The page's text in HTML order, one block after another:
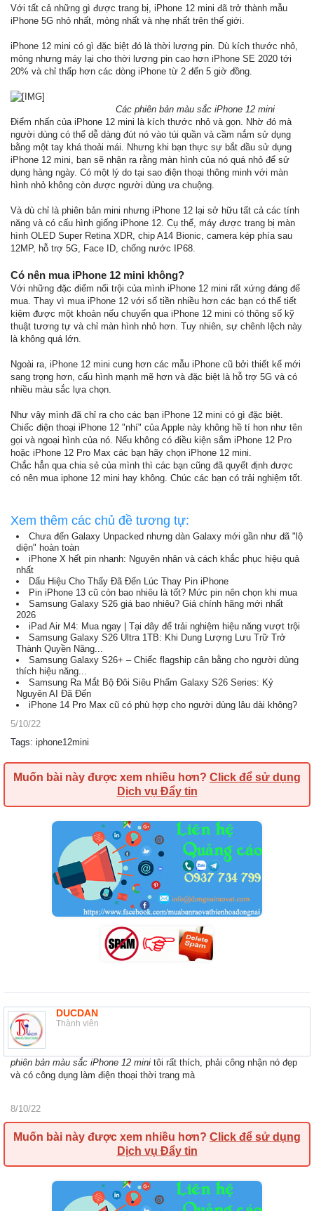
Với tất cả những gì được trang bị, iPhone 12 mini đã trở thành mẫu
iPhone 5G nhỏ nhất, mỏng nhất và nhẹ nhất trên thế giới.
iPhone 12 mini có gì đặc biệt đó là thời lượng pin. Dù kích thước nhỏ,
mỏng nhưng máy lại cho thời lượng pin cao hơn iPhone SE 2020 tới
20% và chỉ thấp hơn các dòng iPhone từ 2 đến 5 giờ đồng.
Các phiên bản màu sắc iPhone 12 mini
Điểm nhấn của iPhone 12 mini là kích thước nhỏ và gọn. Nhờ đó mà
người dùng có thể dễ dàng đút nó vào túi quần và cầm nắm sử dụng
bằng một tay khá thoải mái. Nhưng khi bạn thực sự bắt đầu sử dụng
iPhone 12 mini, bạn sẽ nhận ra rằng màn hình của nó quá nhỏ để sử
dụng hàng ngày. Có một lý do tại sao điện thoại thông minh với màn
hình nhỏ không còn được người dùng ưa chuộng.
Và dù chỉ là phiên bản mini nhưng iPhone 12 lại sở hữu tất cả các tính
năng và có cấu hình giống iPhone 12. Cụ thể, máy được trang bị màn
hình OLED Super Retina XDR, chip A14 Bionic, camera kép phía sau
12MP, hỗ trợ 5G, Face ID, chống nước IP68.
Có nên mua iPhone 12 mini không?
Với những đặc điểm nổi trội của mình iPhone 12 mini rất xứng đáng để
mua. Thay vì mua iPhone 12 với số tiền nhiều hơn các bạn có thể tiết
kiệm được một khoản nếu chuyển qua iPhone 12 mini có thông số kỹ
thuật tương tự và chỉ màn hình nhỏ hơn. Tuy nhiên, sự chênh lệch này
là không quá lớn.
Ngoài ra, iPhone 12 mini cung hơn các mẫu iPhone cũ bởi thiết kế mới
sang trọng hơn, cấu hình mạnh mẽ hơn và đặc biệt là hỗ trợ 5G và có
nhiều màu sắc lựa chọn.
Như vậy mình đã chỉ ra cho các bạn iPhone 12 mini có gì đặc biệt.
Chiếc điện thoại iPhone 12 "nhí" của Apple này không hề tí hon như tên
gọi và ngoại hình của nó. Nếu không có điều kiện sắm iPhone 12 Pro
hoặc iPhone 12 Pro Max các bạn hãy chọn iPhone 12 mini.
Chắc hẳn qua chia sẻ của mình thì các bạn cũng đã quyết định được
có nên mua iphone 12 mini hay không. Chúc các bạn có trải nghiệm tốt.
Xem thêm các chủ đề tương tự:
Chưa đến Galaxy Unpacked nhưng dàn Galaxy mới gần như đã "lộ
diện" hoàn toàn
iPhone X hết pin nhanh: Nguyên nhân và cách khắc phục hiệu quả
nhất
Dấu Hiệu Cho Thấy Đã Đến Lúc Thay Pin iPhone
Pin iPhone 13 cũ còn bao nhiêu là tốt? Mức pin nên chọn khi mua
Samsung Galaxy S26 giá bao nhiêu? Giá chính hãng mới nhất
2026
iPad Air M4: Mua ngay | Tại đây để trải nghiệm hiệu năng vượt trội
Samsung Galaxy S26 Ultra 1TB: Khi Dung Lượng Lưu Trữ Trở
Thành Quyền Năng...
Samsung Galaxy S26+ – Chiếc flagship cân bằng cho người dùng
thích hiệu năng...
Samsung Ra Mắt Bộ Đôi Siêu Phẩm Galaxy S26 Series: Kỷ
Nguyên AI Đã Đến
iPhone 14 Pro Max cũ có phù hợp cho người dùng lâu dài không?
5/10/22
Tags: iphone12mini
Muốn bài này được xem nhiều hơn? Click để sử dụng
Dịch vụ Đẩy tin
DUCDAN
Thành viên
phiên bản màu sắc iPhone 12 mini tôi rất thích, phải công nhận nó đẹp
và có công dụng làm điện thoại thời trang mà
8/10/22
Muốn bài này được xem nhiều hơn? Click để sử dụng
Dịch vụ Đẩy tin